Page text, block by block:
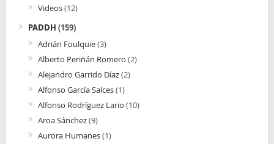
Videos(12)
PADDH (159)
Adrián Foulquie(3)
Alberto Periñán Romero (2)
Alejandro Garrido Díaz(2)
Alfonso García Salces(1)
Alfonso Rodríguez Lario (10)
Aroa Sánchez(9)
Aurora Humanes(1)